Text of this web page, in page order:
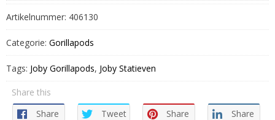
Artikelnummer: 406130
Categorie: Gorillapods
Tags: Joby Gorillapods, Joby Statieven
Share this
Share
Tweet Share Share